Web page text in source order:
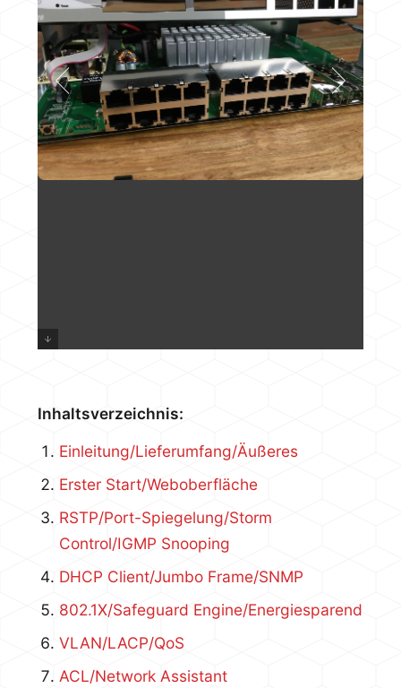
Inhaltsverzeichnis:
Einleitung/Lieferumfang/Äußeres
Erster Start/Weboberfläche
RSTP/Port-Spiegelung/Storm
Control/IGMP Snooping
DHCP Client/Jumbo Frame/SNMP
802.1X/Safeguard Engine/Energiesparend
VLAN/LACP/QoS
ACL/Network Assistant